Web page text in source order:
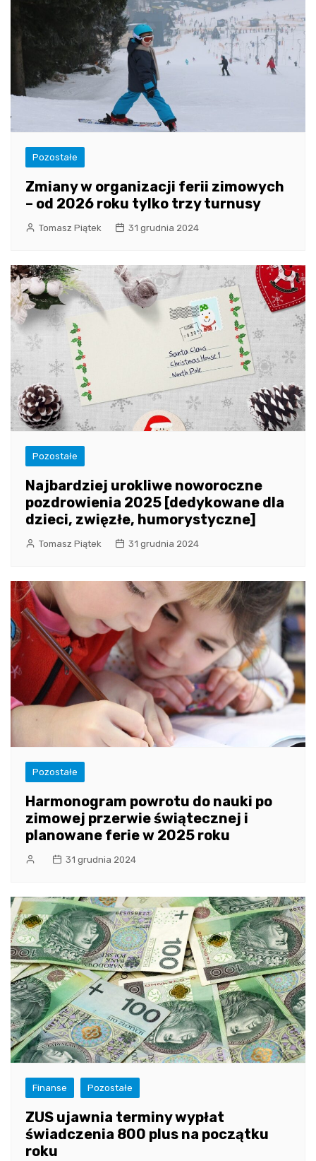
Pozostałe
Zmiany w organizacji ferii zimowych
– od 2026 roku tylko trzy turnusy
Tomasz Piątek 31 grudnia 2024
Pozostałe
Najbardziej urokliwe noworoczne
pozdrowienia 2025 [dedykowane dla
dzieci, zwięzłe, humorystyczne]
Tomasz Piątek 31 grudnia 2024
Pozostałe
Harmonogram powrotu do nauki po
zimowej przerwie świątecznej i
planowane ferie w 2025 roku
31 grudnia 2024
Finanse Pozostałe
ZUS ujawnia terminy wypłat
świadczenia 800 plus na początku
roku